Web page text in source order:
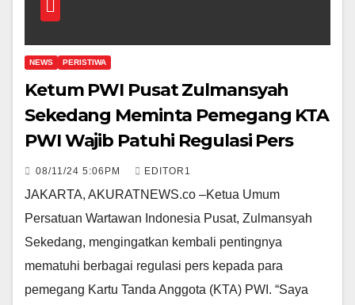
NEWS PERISTIWA
Ketum PWI Pusat Zulmansyah
Sekedang Meminta Pemegang KTA
PWI Wajib Patuhi Regulasi Pers
08/11/24 5:06PM EDITOR1
JAKARTA, AKURATNEWS.co –Ketua Umum
Persatuan Wartawan Indonesia Pusat, Zulmansyah
Sekedang, mengingatkan kembali pentingnya
mematuhi berbagai regulasi pers kepada para
pemegang Kartu Tanda Anggota (KTA) PWI. “Saya